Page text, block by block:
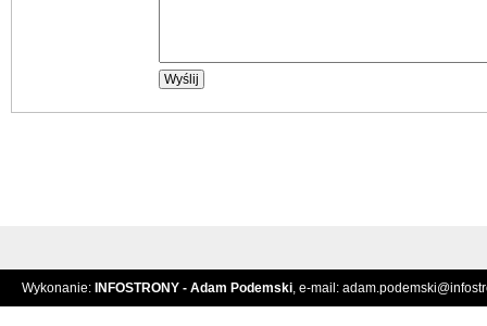
Wykonanie: INFOSTRONY - Adam Podemski, e-mail: